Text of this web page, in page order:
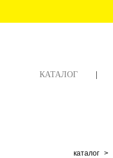
КАТАЛОГ |
каталог >